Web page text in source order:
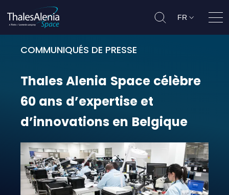
FR
COMMUNIQUÉS DE PRESSE
Thales Alenia Space célèbre 60
ThalesAlenia Space célèbre
60 ans d’expertise et
d’innovations en Belgique